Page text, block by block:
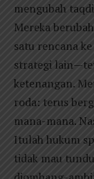
mengubah
Mereka
satu rencana
strategi
ketenangan.
roda: terus
mana-mana.
Itulah hukum
tidak mau